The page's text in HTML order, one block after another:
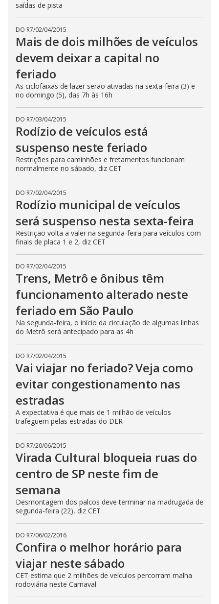
saídas de pista
DO R7/02/04/2015
Mais de dois milhões de veículos
devem deixar a capital no
feriado
As ciclofaixas de lazer serão ativadas na sexta-feira (3) e
no domingo (5), das 7h às 16h
DO R7/03/04/2015
Rodízio de veículos está
suspenso neste feriado
Restrições para caminhões e fretamentos funcionam
normalmente no sábado, diz CET
DO R7/02/04/2015
Rodízio municipal de veículos
será suspenso nesta sexta-feira
Restrição volta a valer na segunda-feira para veículos com
finais de placa 1 e 2, diz CET
DO R7/02/04/2015
Trens, Metrô e ônibus têm
funcionamento alterado neste
feriado em São Paulo
Na segunda-feira, o início da circulação de algumas linhas
do Metrô será antecipado para as 4h
DO R7/02/04/2015
Vai viajar no feriado? Veja como
evitar congestionamento nas
estradas
A expectativa é que mais de 1 milhão de veículos
trafeguem pelas estradas do DER
DO R7/20/06/2015
Virada Cultural bloqueia ruas do
centro de SP neste fim de
semana
Desmontagem dos palcos deve terminar na madrugada de
segunda-feira (22), diz CET
DO R7/06/02/2016
Confira o melhor horário para
viajar neste sábado
CET estima que 2 milhões de veículos percorram malha
rodoviária neste Carnaval